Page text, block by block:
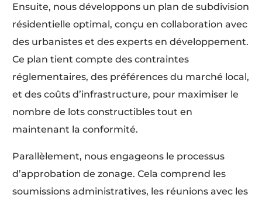
Ensuite, nous développons un plan de subdivision
résidentielle optimal, conçu en collaboration avec
des urbanistes et des experts en développement.
Ce plan tient compte des contraintes
réglementaires, des préférences du marché local,
et des coûts d’infrastructure, pour maximiser le
nombre de lots constructibles tout en
maintenant la conformité.
Parallèlement, nous engageons le processus
d’approbation de zonage. Cela comprend les
soumissions administratives, les réunions avec les